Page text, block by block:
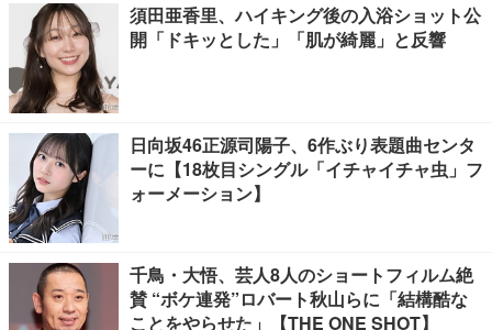
須田亜香里、ハイキング後の入浴ショット公
開「ドキッとした」「肌が綺麗」と反響
日向坂46正源司陽子、6作ぶり表題曲センタ
ーに【18枚目シングル「イチャイチャ虫」フ
ォーメーション】
千鳥・大悟、芸人8人のショートフィルム絶
賛 “ボケ連発”ロバート秋山らに「結構酷な
ことをやらせた」【THE ONE SHOT】